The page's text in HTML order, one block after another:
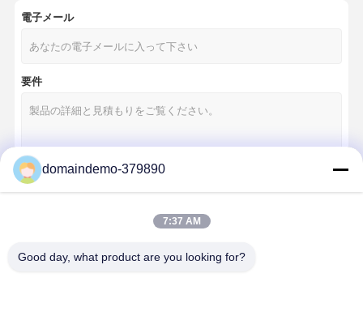
電子メール
要件
domaindemo-379890
7:37 AM
Good day, what product are you looking for?